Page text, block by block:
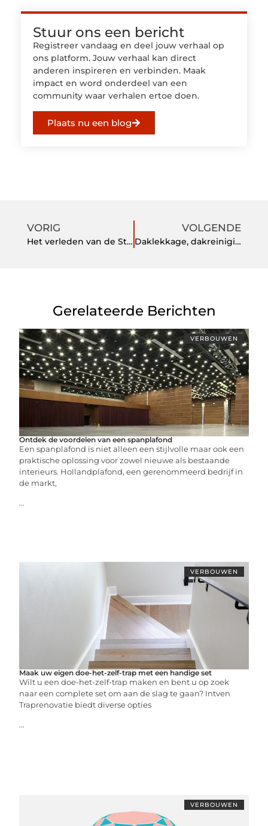
Stuur ons een bericht
Registreer vandaag en deel jouw verhaal op
ons platform. Jouw verhaal kan direct
anderen inspireren en verbinden. Maak
impact en word onderdeel van een
community waar verhalen ertoe doen.
Plaats nu een blog
VORIG
Het verleden van de Studs
VOLGENDE
Daklekkage, dakreiniging en dakonderhoud
Gerelateerde Berichten
VERBOUWEN
Ontdek de voordelen van een spanplafond
Een spanplafond is niet alleen een stijlvolle maar ook een
praktische oplossing voor zowel nieuwe als bestaande
interieurs. Hollandplafond, een gerenommeerd bedrijf in
de markt,
...
VERBOUWEN
Maak uw eigen doe-het-zelf-trap met een handige set
Wilt u een doe-het-zelf-trap maken en bent u op zoek
naar een complete set om aan de slag te gaan? Intven
Traprenovatie biedt diverse opties
...
VERBOUWEN